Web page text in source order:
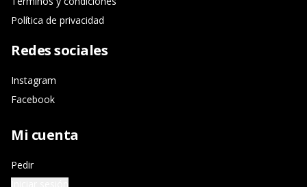
Política de privacidad
Redes sociales
Instagram
Facebook
Mi cuenta
Pedir